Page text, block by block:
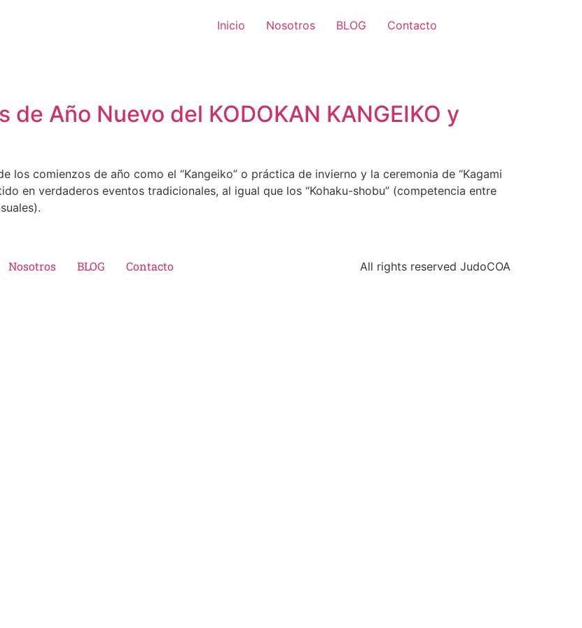
Inicio Nosotros BLOG Contacto
Año Nuevo del KODOKAN KANGEIKO y
los comienzos de año como el “Kangeiko” o práctica de invierno y la ceremonia de “Kagami
en verdaderos eventos tradicionales, al igual que los “Kohaku-shobu” (competencia entre
Nosotros BLOG Contacto All rights reserved JudoCOA